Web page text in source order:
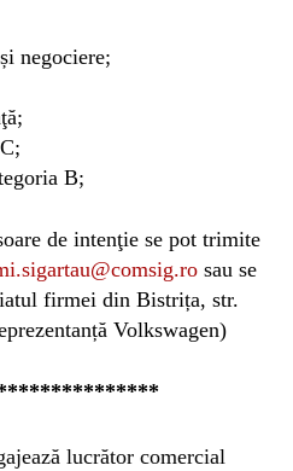
negociere;
B;
de intenţie se pot trimite
sau se
firmei din Bistrița, str.
Volkswagen)
ează lucrător comercial